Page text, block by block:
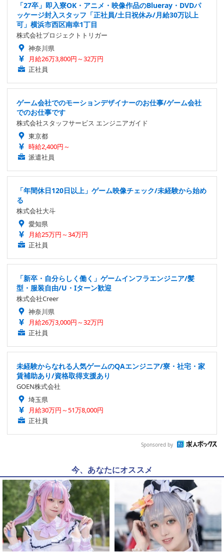
「27卒」即入寮OK・アニメ・映像作品のBlueray・DVDパ
ッケージ封入スタッフ「正社員/土日祝休み/月給30万以上
可」横浜市西区南幸1丁目
株式会社プロジェクトトリガー
神奈川県
月給26万3,800円～32万円
正社員
ゲーム会社でのモーションデザイナーのお仕事/ゲーム会社
でのお仕事です
株式会社スタッフサービス エンジニアガイド
東京都
時給2,400円～
派遣社員
「年間休日120日以上」ゲーム映像チェック/未経験から始め
る
株式会社大斗
愛知県
月給25万円～34万円
正社員
「新卒・自分らしく働く」ゲームインフラエンジニア/髪
型・服装自由/U・Iターン歓迎
株式会社Creer
神奈川県
月給26万3,000円～32万円
正社員
未経験からなれる人気ゲームのQAエンジニア/寮・社宅・家
賃補助あり/資格取得支援あり
GOEN株式会社
埼玉県
月給30万円～51万8,000円
正社員
Sponsored by
今、あなたにオススメ